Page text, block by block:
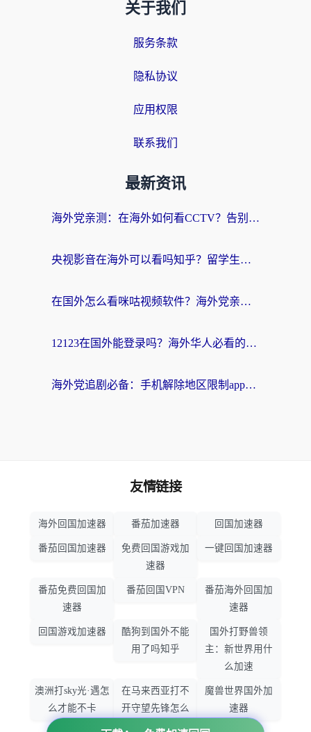
关于我们
服务条款
隐私协议
应用权限
联系我们
最新资讯
海外党亲测：在海外如何看CCTV？告别“仅限大陆播放”的实用指南
央视影音在海外可以看吗知乎？留学生亲测：3步解决地域限制+追剧自由
在国外怎么看咪咕视频软件？海外党亲测有效的回国加速方案
12123在国外能登录吗？海外华人必看的回国加速实用指南
海外党追剧必备：手机解除地区限制app怎么选？解决央视视频&国内剧地区限制全指南
友情链接
海外回国加速器 番茄加速器 回国加速器
番茄回国加速器
免费回国游戏加
速器
一键回国加速器
番茄免费回国加
速器
番茄回国VPN
番茄海外回国加
速器
回国游戏加速器
酷狗到国外不能
用了吗知乎
国外打野兽领
主：新世界用什
么加速
澳洲打sky光·遇怎
么才能不卡
在马来西亚打不
开守望先锋怎么
办
魔兽世界国外加
速器